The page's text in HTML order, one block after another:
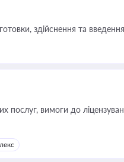
здійснення та введення
вимоги до